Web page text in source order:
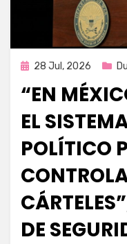
Publicada
28 Jul, 2026
“EN
EL
POLÍTICO
DE